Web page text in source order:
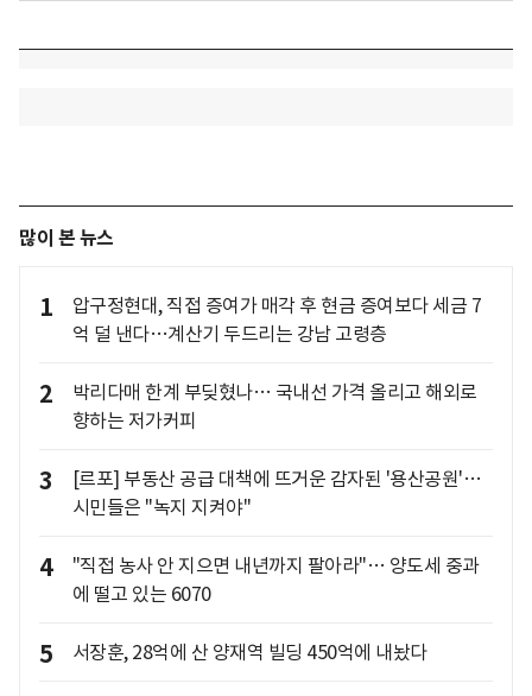
많이 본 뉴스
1
압구정현대, 직접 증여가 매각 후 현금 증여보다 세금 7
억 덜 낸다…계산기 두드리는 강남 고령층
2
박리다매 한계 부딪혔나… 국내선 가격 올리고 해외로
향하는 저가커피
3
[르포] 부동산 공급 대책에 뜨거운 감자된 '용산공원'…
시민들은 "녹지 지켜야"
4
"직접 농사 안 지으면 내년까지 팔아라"… 양도세 중과
에 떨고 있는 6070
5 서장훈, 28억에 산 양재역 빌딩 450억에 내놨다